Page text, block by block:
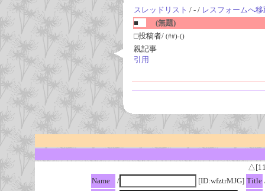
スレッドリスト / - / レスフォームへ移
■
(無題)
□投稿者/ (##)-()
親記事
引用
Name
/ [ID:wfztrMJG] Title